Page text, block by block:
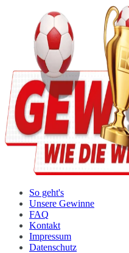
So geht's
Unsere Gewinne
FAQ
Kontakt
Impressum
Datenschutz